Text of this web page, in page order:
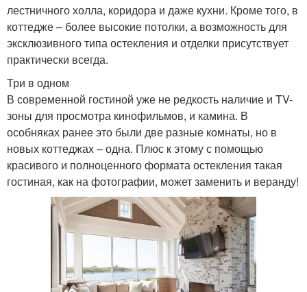
лестничного холла, коридора и даже кухни. Кроме того, в
коттедже – более высокие потолки, а возможность для
эксклюзивного типа остекления и отделки присутствует
практически всегда.
Три в одном
В современной гостиной уже не редкость наличие и TV-
зоны для просмотра кинофильмов, и камина. В
особняках ранее это были две разные комнаты, но в
новых коттеджах – одна. Плюс к этому с помощью
красивого и полноценного формата остекления такая
гостиная, как на фотографии, может заменить и веранду!